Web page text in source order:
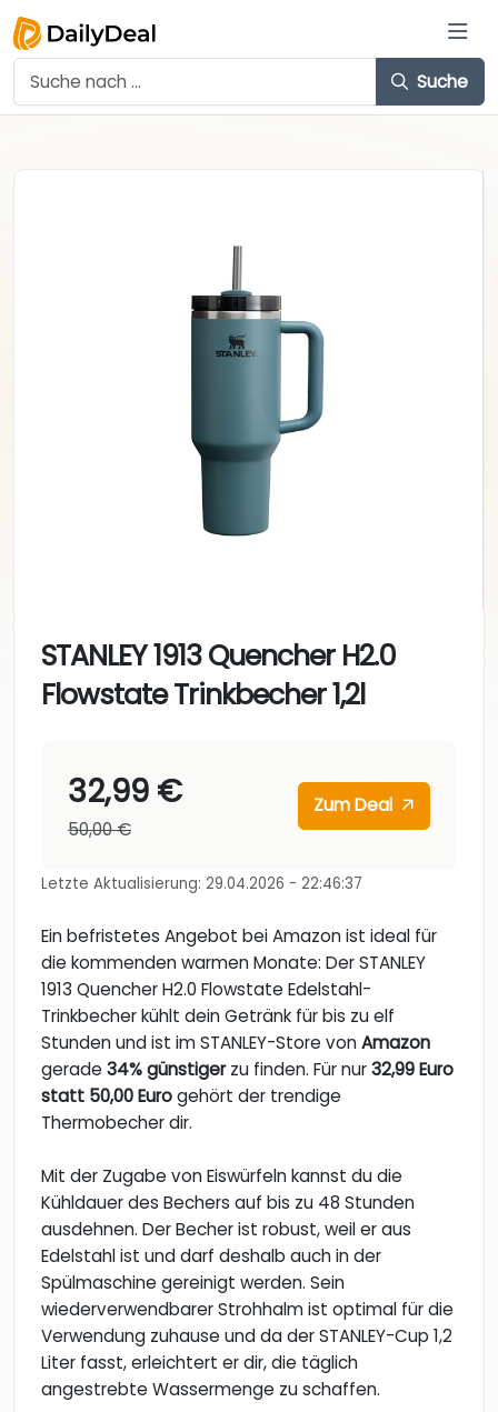
Suche
STANLEY 1913 Quencher H2.0
Flowstate Trinkbecher 1,2l
32,99 €
50,00 €
Zum Deal
Letzte Aktualisierung: 29.04.2026 - 22:46:37
Ein befristetes Angebot bei Amazon ist ideal für
die kommenden warmen Monate: Der STANLEY
1913 Quencher H2.0 Flowstate Edelstahl-
Trinkbecher kühlt dein Getränk für bis zu elf
Stunden und ist im STANLEY-Store vonAmazon
gerade 34% günstigerzu finden. Für nur32,99 Euro
statt 50,00 Eurogehört der trendige
Thermobecher dir.
Mit der Zugabe von Eiswürfeln kannst du die
Kühldauer des Bechers auf bis zu 48 Stunden
ausdehnen. Der Becher ist robust, weil er aus
Edelstahl ist und darf deshalb auch in der
Spülmaschine gereinigt werden. Sein
wiederverwendbarer Strohhalm ist optimal für die
Verwendung zuhause und da der STANLEY-Cup 1,2
Liter fasst, erleichtert er dir, die täglich
angestrebte Wassermenge zu schaffen.